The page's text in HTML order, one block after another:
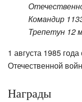
Командир
Трепетун 12
1 августа 1985
Отечественной
Награды